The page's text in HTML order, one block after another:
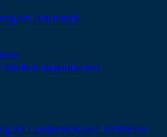
der Innenstadt
Werbekommunikation
im Landkreis Kusel: Offizieller